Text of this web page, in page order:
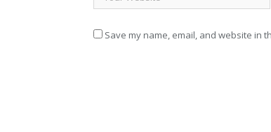
Save my name, email, and website in